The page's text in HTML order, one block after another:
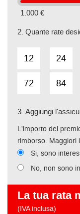
1.000 €
2. Quante rate
12 24
72 84
3. Aggiungi
L'importo del
rimborso. Maggiori
Si, sono
No, non sono
La tua rata
(IVA inclusa)